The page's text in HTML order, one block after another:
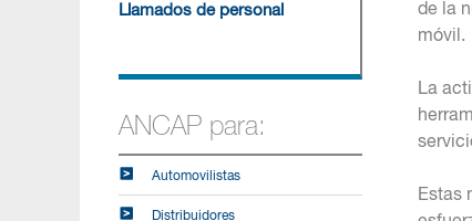
Llamados de personal
ANCAP para:
Automovilistas
Distribuidores
de la
móvil.
La
Estas